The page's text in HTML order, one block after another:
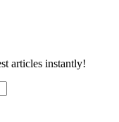
articles instantly!